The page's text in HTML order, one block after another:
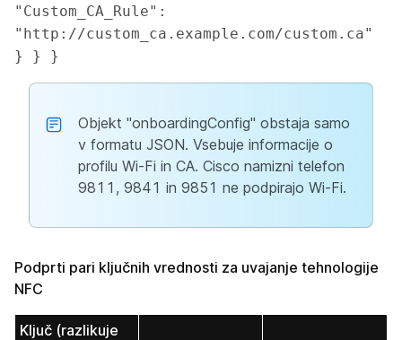
"Custom_CA_Rule":
"http://custom_ca.example.com/custom.ca"
} } }
Objekt "onboardingConfig" obstaja samo
v formatu JSON. Vsebuje informacije o
profilu Wi-Fi in CA. Cisco namizni telefon
9811, 9841 in 9851 ne podpirajo Wi-Fi.
Podprti pari ključnih vrednosti za uvajanje tehnologije
NFC
Ključ (razlikuje